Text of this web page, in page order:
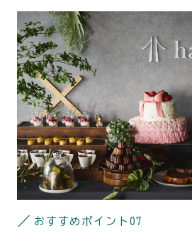
おすすめポイント07